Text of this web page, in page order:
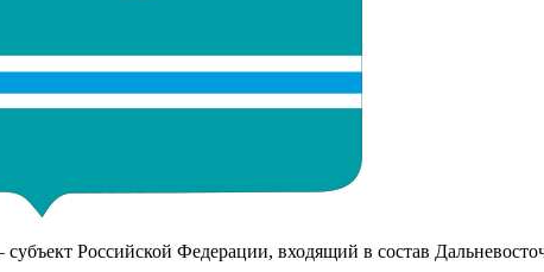
Российской Федерации, входящий в состав